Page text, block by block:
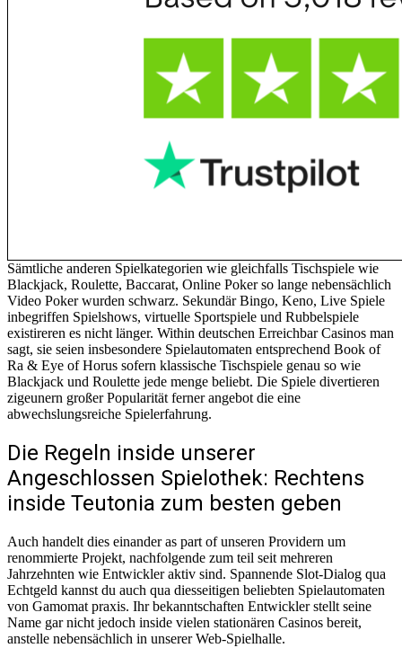
Sämtliche anderen Spielkategorien wie gleichfalls Tischspiele wie
Blackjack, Roulette, Baccarat, Online Poker so lange nebensächlich
Video Poker wurden schwarz. Sekundär Bingo, Keno, Live Spiele
inbegriffen Spielshows, virtuelle Sportspiele und Rubbelspiele
existireren es nicht länger. Within deutschen Erreichbar Casinos man
sagt, sie seien insbesondere Spielautomaten entsprechend Book of
Ra & Eye of Horus sofern klassische Tischspiele genau so wie
Blackjack und Roulette jede menge beliebt. Die Spiele divertieren
zigeunern großer Popularität ferner angebot die eine
abwechslungsreiche Spielerfahrung.
Die Regeln inside unserer
Angeschlossen Spielothek: Rechtens
inside Teutonia zum besten geben
Auch handelt dies einander as part of unseren Providern um
renommierte Projekt, nachfolgende zum teil seit mehreren
Jahrzehnten wie Entwickler aktiv sind. Spannende Slot-Dialog qua
Echtgeld kannst du auch qua diesseitigen beliebten Spielautomaten
von Gamomat praxis. Ihr bekanntschaften Entwickler stellt seine
Name gar nicht jedoch inside vielen stationären Casinos bereit,
anstelle nebensächlich in unserer Web-Spielhalle.